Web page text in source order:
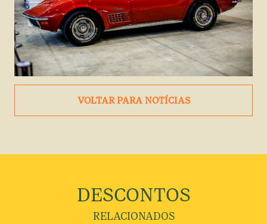
VOLTAR PARA NOTÍCIAS
DESCONTOS
RELACIONADOS